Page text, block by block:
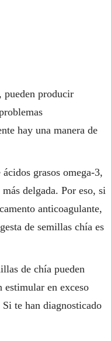
pueden producir
hay una manera de
grasos omega-3,
delgada. Por eso, si
anticoagulante,
de semillas chía es
de chía pueden
estimular en exceso
te han diagnosticado